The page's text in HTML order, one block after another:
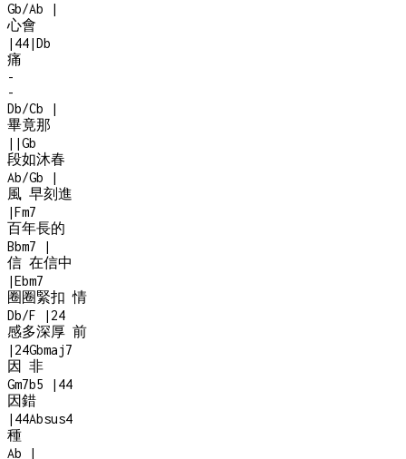
Gb/Ab
|
心會
| 44|Db
痛
-
-
Db/Cb
|
畢竟那
| |Gb
段如沐春
Ab/Gb
|
風 早刻進
|Fm7
百年長的
Bbm7
|
信 在信中
|Ebm7
圈圈緊扣 情
Db/F
| 24
感多深厚 前
| 24Gbmaj7
因 非
Gm7b5
| 44
因錯
| 44Absus4
種
Ab
|